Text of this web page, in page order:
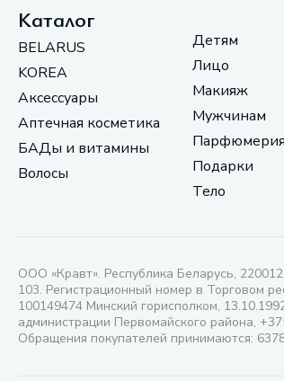
Каталог
BELARUS
KOREA
Аксессуары
Аптечная косметика
БАДы и витамины
Волосы
Детям
Лицо
Макияж
Мужчинам
Парфюмерия
Подарки
Тело
ООО «Кравт». Республика Беларусь,
103. Регистрационный номер в Торговом
100149474 Минский горисполком,
администрации Первомайского района,
Обращения покупателей принимаются: